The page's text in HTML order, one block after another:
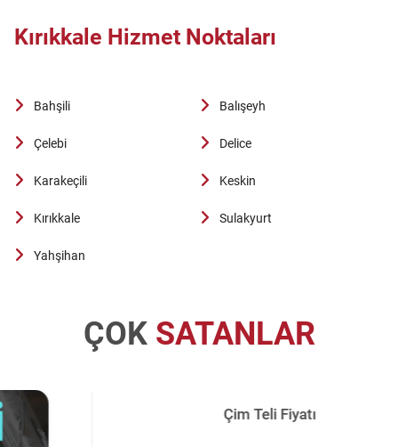
Kırıkkale Hizmet Noktaları
Bahşili Balışeyh
Çelebi Delice
Karakeçili Keskin
Kırıkkale Sulakyurt
Yahşihan
ÇOK SATANLAR
Çim Teli Fiyatı